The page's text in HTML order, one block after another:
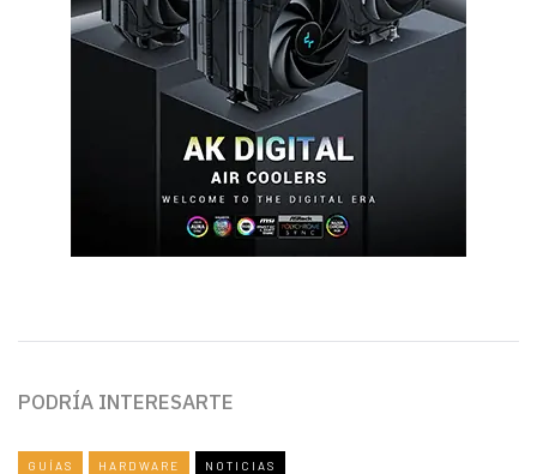
PODRÍA INTERESARTE
GUÍAS HARDWARE NOTICIAS